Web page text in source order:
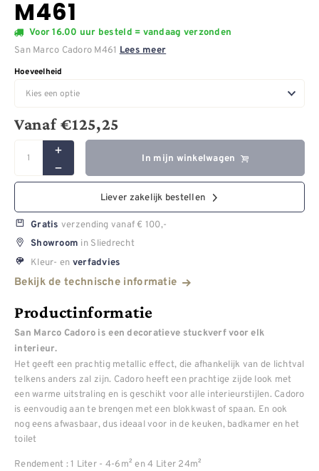
M461
Voor 16.00 uur besteld = vandaag verzonden
San Marco Cadoro M461 Lees meer
Hoeveelheid
Vanaf€125,25
In mijn winkelwagen
Liever zakelijk bestellen
Gratis verzending vanaf € 100,-
Showroom in Sliedrecht
Kleur- en verfadvies
Bekijk de technische informatie
Productinformatie
San Marco Cadoro is een decoratieve stuckverf voor elk
interieur.
Het geeft een prachtig metallic effect, die afhankelijk van de lichtval
telkens anders zal zijn. Cadoro heeft een prachtige zijde look met
een warme uitstraling en is geschikt voor alle interieurstijlen. Cadoro
is eenvoudig aan te brengen met een blokkwast of spaan. En ook
nog eens afwasbaar, dus ideaal voor in de keuken, badkamer en het
toilet
Rendement : 1 Liter - 4-6m² en 4 Liter 24m²